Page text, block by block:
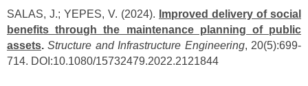
SALAS, J.; YEPES, V. (2024).
Improved delivery of social
benefits through the maintenance planning of public
assets. Structure and Infrastructure Engineering, 20(5):699-
714. DOI:10.1080/15732479.2022.2121844